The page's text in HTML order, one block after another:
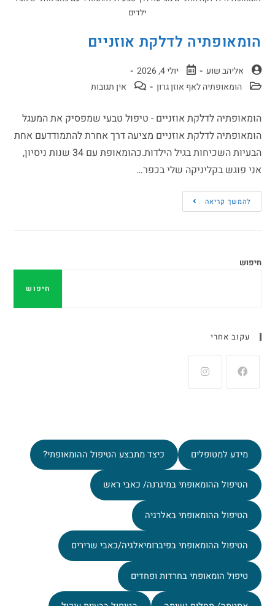
ילדים
הומאופתיה לדלקת אוזניים
אליהב שוע
יולי 4, 2026
הומאופתיה לאף אוזן גרון
אין תגובות
הומאופתיה לדלקת אוזניים - טיפול טבעי שמפסיק את המעגל
הומאופתיה לדלקת אוזניים מציעה דרך אחרת להתמודדעם אחת
הבעיות השכיחות בגיל הילדות.כהומאופת עם 34 שנות ניסיון,
אני פוגש בקליניקה שלי בכפר…
להמשך קריאה
חיפוש
חיפוש
עקוב אחרי
מידע למטופלים כיצד מתבצע הטיפול ההומאופתי?
הטיפול ההומאופתי במיגרנה/ כאבי ראש
הטיפול ההומאופתי באלרגיה
הטיפול ההומאופתי בפיברומיאלגיה/כאבי שרירים
טיפול הומאופתי בחרדות ופחדים